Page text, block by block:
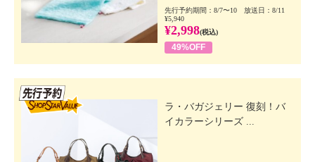
先行予約期間：8/7〜10 放送日：8/11
¥5,940
¥2,998(税込)
49%OFF
ラ・バガジェリー 復刻！バ
イカラーシリーズ ...